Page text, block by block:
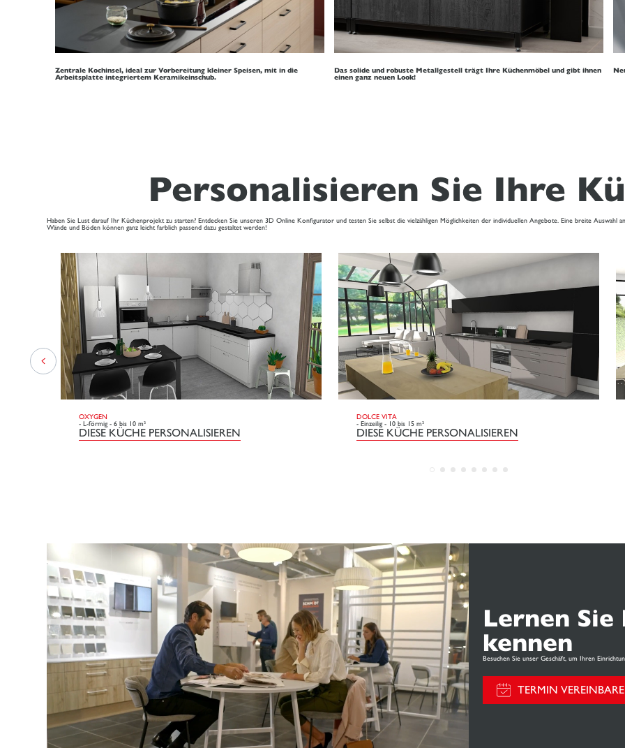
Zentrale Kochinsel, ideal zur Vorbereitung kleiner Speisen, mit in die
Arbeitsplatte integriertem Keramikeinschub.
Das solide und robuste Metallgestell trägt Ihre Küchenmöbel und gibt ihnen
einen ganz neuen Look!
Personalisieren Sie Ihre
Haben Sie Lust darauf Ihr Küchenprojekt zu starten? Entdecken Sie unseren 3D Online Konfigurator und testen Sie selbst die vielzähligen Möglichkeiten der individuellen Angebote. Eine breite Auswahl
Wände und Böden können ganz leicht farblich passend dazu gestaltet werden!
OXYGEN
- L-förmig - 6 bis 10 m²
DIESE KÜCHE PERSONALISIEREN
DOLCE VITA
- Einzeilig - 10 bis 15 m²
DIESE KÜCHE PERSONALISIEREN
Lernen
kennen
Besuchen Sie unser Geschäft, um Ihren
TERMIN